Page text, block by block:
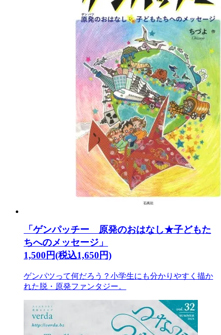
「ゲンパッチー 原発のおはなし★子どもた
ちへのメッセージ」
1,500円(税込1,650円)
ゲンパツって何だろう？小学生にも分かりやすく描か
れた脱・原発ファンタジー。